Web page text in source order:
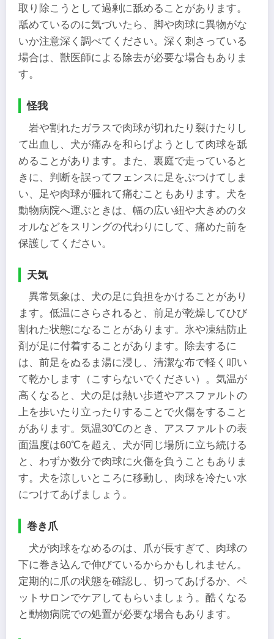
取り除こうとして過剰に舐めることがあります。
舐めているのに気づいたら、脚や肉球に異物がな
いか注意深く調べてください。深く刺さっている
場合は、獣医師による除去が必要な場合もありま
す。
怪我
岩や割れたガラスで肉球が切れたり裂けたりし
て出血し、犬が痛みを和らげようとして肉球を舐
めることがあります。また、裏庭で走っていると
きに、判断を誤ってフェンスに足をぶつけてしま
い、足や肉球が腫れて痛むこともあります。犬を
動物病院へ運ぶときは、幅の広い紐や大きめのタ
オルなどをスリングの代わりにして、痛めた前を
保護してください。
天気
異常気象は、犬の足に負担をかけることがあり
ます。低温にさらされると、前足が乾燥してひび
割れた状態になることがあります。氷や凍結防止
剤が足に付着することがあります。除去するに
は、前足をぬるま湯に浸し、清潔な布で軽く叩い
て乾かします（こすらないでください）。気温が
高くなると、犬の足は熱い歩道やアスファルトの
上を歩いたり立ったりすることで火傷をすること
があります。気温30℃のとき、アスファルトの表
面温度は60℃を超え、犬が同じ場所に立ち続ける
と、わずか数分で肉球に火傷を負うこともありま
す。犬を涼しいところに移動し、肉球を冷たい水
につけてあげましょう。
巻き爪
犬が肉球をなめるのは、爪が長すぎて、肉球の
下に巻き込んで伸びているからかもしれません。
定期的に爪の状態を確認し、切ってあげるか、ペ
ットサロンでケアしてもらいましょう。酷くなる
と動物病院での処置が必要な場合もあります。